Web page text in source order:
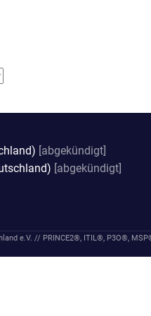
[abgekündigt]
[abgekündigt]
e.V. // PRINCE2®, ITIL®, P3O®,